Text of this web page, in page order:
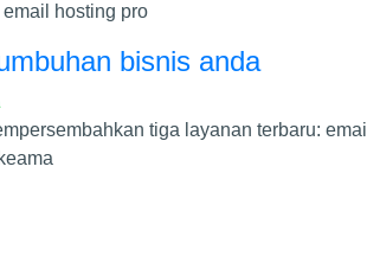
hosting pro
bisnis anda
tiga layanan terbaru: email